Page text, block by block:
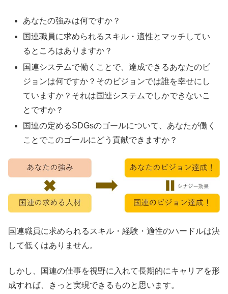
あなたの強みは何ですか？
国連職員に求められるスキル・適性とマッチしてい
るところはありますか？
国連システムで働くことで、達成できるあなたのビ
ジョンは何ですか？そのビジョンでは誰を幸せにし
ていますか？それは国連システムでしかできないこ
とですか？
国連の定めるSDGsのゴールについて、あなたが働く
ことでこのゴールにどう貢献できますか？
国連職員に求められるスキル・経験・適性のハードルは決
して低くはありません。
しかし、国連の仕事を視野に入れて長期的にキャリアを形
成すれば、きっと実現できるものと思います。